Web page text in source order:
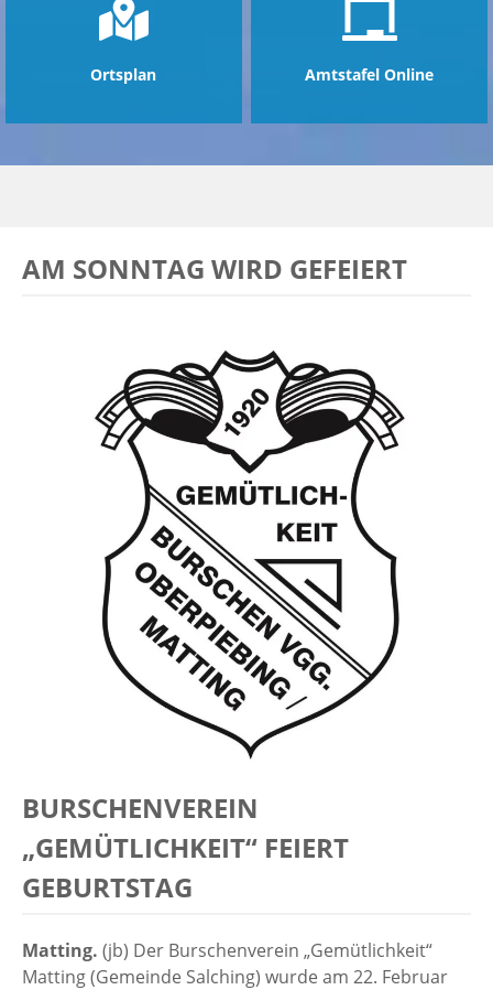
Ortsplan Amtstafel Online
AM SONNTAG WIRD GEFEIERT
BURSCHENVEREIN
„GEMÜTLICHKEIT“ FEIERT
GEBURTSTAG
Matting. (jb) Der Burschenverein „Gemütlichkeit“
Matting (Gemeinde Salching) wurde am 22. Februar